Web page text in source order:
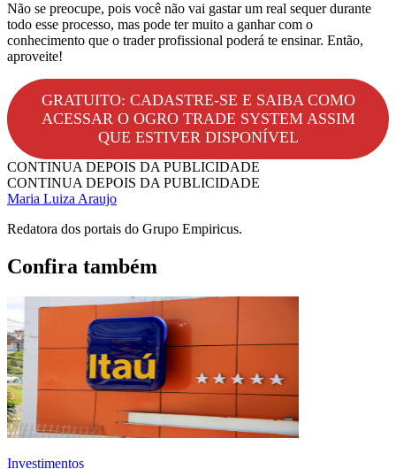
Não se preocupe, pois você não vai gastar um real sequer durante
todo esse processo, mas pode ter muito a ganhar com o
conhecimento que o trader profissional poderá te ensinar. Então,
aproveite!
GRATUITO: CADASTRE-SE E SAIBA COMO
ACESSAR O OGRO TRADE SYSTEM ASSIM
QUE ESTIVER DISPONÍVEL
CONTINUA DEPOIS DA PUBLICIDADE
CONTINUA DEPOIS DA PUBLICIDADE
Maria Luiza Araujo
Redatora dos portais do Grupo Empiricus.
Confira também
Investimentos